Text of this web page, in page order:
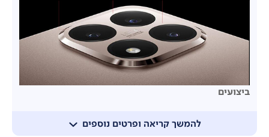
להמשך קריאה ופרטים נוספים
ביצועים
קישוריות וביצועי דור 5.